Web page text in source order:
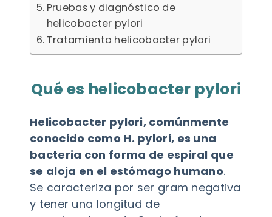
Pruebas y diagnóstico de
helicobacter pylori
Tratamiento helicobacter pylori
Qué es helicobacter pylori
Helicobacter pylori, comúnmente
conocido como H. pylori, es una
bacteria con forma de espiral que
se aloja en el estómago humano.
Se caracteriza por ser gram negativa
y tener una longitud de